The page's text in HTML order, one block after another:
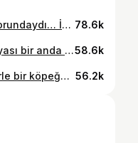
Hürrem operasyona girmek zorundaydı… İç organlarını saran binlerce kitleyle mücadele ediyordu. Yaşaması için tek şansı bu ameliyattı. Onu kapıdan içeri uğurlarken “Beni bırakma” diye fısıldadım. Ama bazen sevgi, dua ve mücadele yetmiyor… Girdiği ağır operasyonun ardından Hürrem’in kalbi durdu… Daha fazla dayanamadı. 9 yıllık dostum, can yoldaşım, sessiz sırdaşım bugün benden ayrıldı. Ardında tarifsiz bir sessizlik, kocaman bir boşluk bıraktı. Şimdi yaşam alanımız onsuz çok sessiz. Ama her köpeğimi kaybettiğimde olduğu gibi bugün de gökyüzünün bir ucundan diğer ucuna bir gökkuşağı çıktı. Sanki bana “Buradayım” der gibi… Sanki hepsi göğün altında yeniden buluşmuş gibi… Çok savaştın Hürrem… Çok yoruldun… Şimdi dinlen güzel kızım. Bir gün yeniden kavuşacağız… 🌈 78.6k
Annesini aldılar elinden. Dünyası bir anda soğudu. Önüne iki şey koydular: Biri doyuruyordu, biri sarıyordu. Karnını doyurmak için anne olana gitti… Ama kalbi acıdığında, korktuğunda, yalnızlık üzerine çöktüğünde kendini peluş olana attı. Çünkü açlık bir süre dayanılır, ama sevgisizlik öldürür. Terk edilmek; sokakta kalmak değildir sadece. Bir sesin olmamasıdır, sarılacak bir bedenin yokluğudur, “buradayım” diyen kimsenin olmamasıdır. Bugün terk edilen her can içinde sessizce şunu fısıldıyor: “Beni doyurma… beni bırakma.” Çünkü bazı kalpler yemekle değil, bir kez olsun gerçekten tutulmakla yaşar.58.6k
**“Uluorta, vicdansızca zincirle bir köpeğe işkence eden şahıslar gözaltına alındı. Meskenlerinde birden fazla köpek tespit edildi ve yetkili kurumlar tarafından hepsine el konuldu. Zinciri sadece o köpeğe değil, bize de çevirdiler. Müdahale ettiğimiz için darp edildik. Gerekli raporlarımızı aldık, avukatlarımız eşliğinde ilk yasal başvurularımızı yaptık. Bu olayın da, o köpeklerin de sonuna kadar takipçisiyiz. Herkes şunu bilsin: Onlar kimsesiz değil. Kimsenin malı değil. Hiç kimse bir cana işkence edemez. Ve hiç kimsenin yaptığı yanına kalmaz.”** Konudan haberdar olur olmaz bölgeye intikal eden sivil toplum örgütlerine ve Ankara gönüllülerine yürekten teşekkür ederim. Bir kez daha gördük ki az değiliz heryerdeyiz ; ses çıkarınca nasıl kenetlendiğimizi hep birlikte gösterdik 56.2k